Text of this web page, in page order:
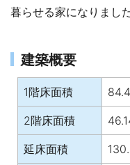
暮らせる家になりました
建築概要
1階床面積
2階床面積
延床面積